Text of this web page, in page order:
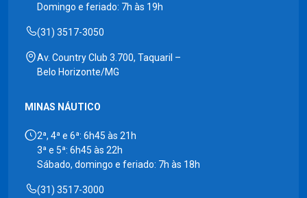
Domingo e feriado: 7h às 19h
(31) 3517-3050
Av. Country Club 3.700, Taquaril –
Belo Horizonte/MG
MINAS NÁUTICO
2ª, 4ª e 6ª: 6h45 às 21h
3ª e 5ª: 6h45 às 22h
Sábado, domingo e feriado: 7h às 18h
(31) 3517-3000